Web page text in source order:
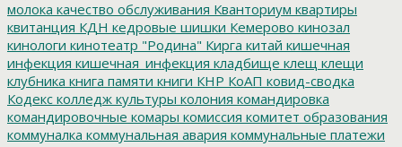
молока качество обслуживания Кванториум квартиры
квитанция КДН кедровые шишки Кемерово кинозал
кинологи кинотеатр "Родина" Кирга китай кишечная
инфекция кишечная_инфекция кладбище клещ клещи
клубника книга памяти книги КНР КоАП ковид-сводка
Кодекс колледж культуры колония командировка
командировочные комары комиссия комитет образования
коммуналка коммунальная авария коммунальные платежи